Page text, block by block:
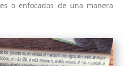
o enfocados de una manera